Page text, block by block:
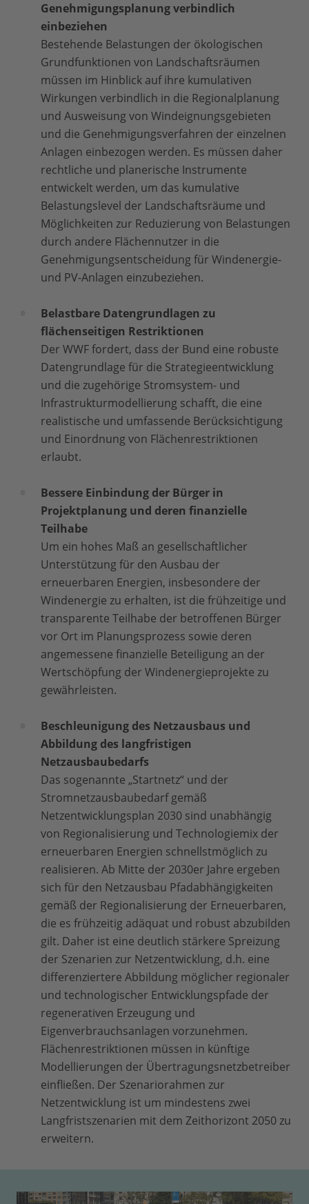
Genehmigungsplanung verbindlich
einbeziehen
Bestehende Belastungen der ökologischen
Grundfunktionen von Landschaftsräumen
müssen im Hinblick auf ihre kumulativen
Wirkungen verbindlich in die Regionalplanung
und Ausweisung von Windeignungsgebieten
und die Genehmigungsverfahren der einzelnen
Anlagen einbezogen werden. Es müssen daher
rechtliche und planerische Instrumente
entwickelt werden, um das kumulative
Belastungslevel der Landschaftsräume und
Möglichkeiten zur Reduzierung von Belastungen
durch andere Flächennutzer in die
Genehmigungsentscheidung für Windenergie-
und PV-Anlagen einzubeziehen.
Belastbare Datengrundlagen zu
flächenseitigen Restriktionen
Der WWF fordert, dass der Bund eine robuste
Datengrundlage für die Strategieentwicklung
und die zugehörige Stromsystem- und
Infrastrukturmodellierung schafft, die eine
realistische und umfassende Berücksichtigung
und Einordnung von Flächenrestriktionen
erlaubt.
Bessere Einbindung der Bürger in
Projektplanung und deren finanzielle
Teilhabe
Um ein hohes Maß an gesellschaftlicher
Unterstützung für den Ausbau der
erneuerbaren Energien, insbesondere der
Windenergie zu erhalten, ist die frühzeitige und
transparente Teilhabe der betroffenen Bürger
vor Ort im Planungsprozess sowie deren
angemessene finanzielle Beteiligung an der
Wertschöpfung der Windenergieprojekte zu
gewährleisten.
Beschleunigung des Netzausbaus und
Abbildung des langfristigen
Netzausbaubedarfs
Das sogenannte „Startnetz“ und der
Stromnetzausbaubedarf gemäß
Netzentwicklungsplan 2030 sind unabhängig
von Regionalisierung und Technologiemix der
erneuerbaren Energien schnellstmöglich zu
realisieren. Ab Mitte der 2030er Jahre ergeben
sich für den Netzausbau Pfadabhängigkeiten
gemäß der Regionalisierung der Erneuerbaren,
die es frühzeitig adäquat und robust abzubilden
gilt. Daher ist eine deutlich stärkere Spreizung
der Szenarien zur Netzentwicklung, d.h. eine
differenziertere Abbildung möglicher regionaler
und technologischer Entwicklungspfade der
regenerativen Erzeugung und
Eigenverbrauchsanlagen vorzunehmen.
Flächenrestriktionen müssen in künftige
Modellierungen der Übertragungsnetzbetreiber
einfließen. Der Szenariorahmen zur
Netzentwicklung ist um mindestens zwei
Langfristszenarien mit dem Zeithorizont 2050 zu
erweitern.